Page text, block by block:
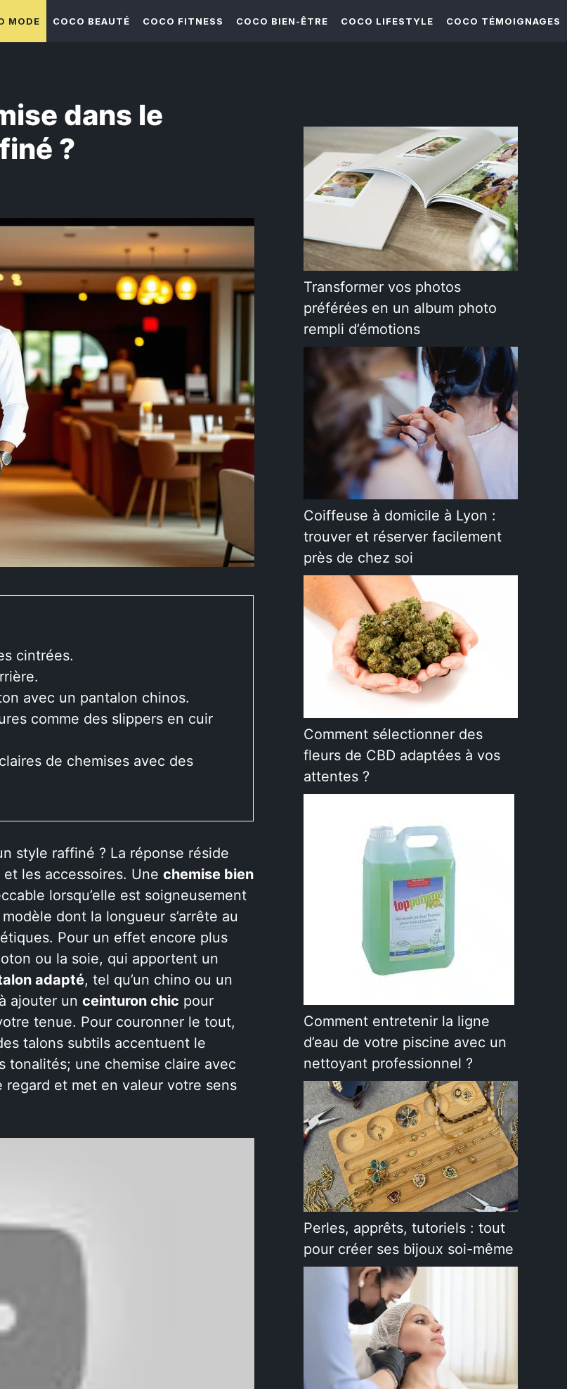
MODE COCO BEAUTÉ COCO FITNESS COCO BIEN-ÊTRE COCO LIFESTYLE COCO TÉMOIGNAGES
dans le
?
cintrées.
avec un pantalon chinos.
comme des slippers en cuir
de chemises avec des
style raffiné ? La réponse réside
les accessoires. Une chemise bien
lorsqu’elle est soigneusement
dont la longueur s’arrête au
Pour un effet encore plus
ou la soie, qui apportent un
adapté, tel qu’un chino ou un
ajouter un ceinturon chic pour
tenue. Pour couronner le tout,
talons subtils accentuent le
tonalités; une chemise claire avec
et met en valeur votre sens
Transformer vos photos
préférées en un album photo
rempli d’émotions
Coiffeuse à domicile à Lyon :
trouver et réserver facilement
près de chez soi
Comment sélectionner des
fleurs de CBD adaptées à vos
attentes ?
Comment entretenir la ligne
d’eau de votre piscine avec un
nettoyant professionnel ?
Perles, apprêts, tutoriels : tout
pour créer ses bijoux soi-même